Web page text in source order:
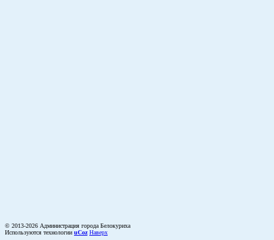
© 2013-2026 Администрация города Белокуриха
Используются технологии uCoz Наверх